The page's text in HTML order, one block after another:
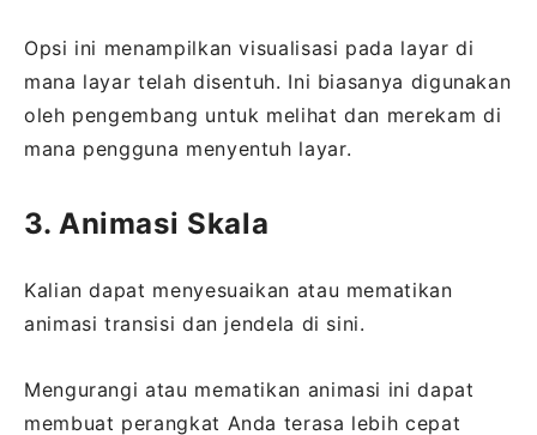
Opsi ini menampilkan visualisasi pada layar di
mana layar telah disentuh. Ini biasanya digunakan
oleh pengembang untuk melihat dan merekam di
mana pengguna menyentuh layar.
3. Animasi Skala
Kalian dapat menyesuaikan atau mematikan
animasi transisi dan jendela di sini.
Mengurangi atau mematikan animasi ini dapat
membuat perangkat Anda terasa lebih cepat